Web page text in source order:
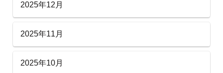
2025年12月
2025年11月
2025年10月